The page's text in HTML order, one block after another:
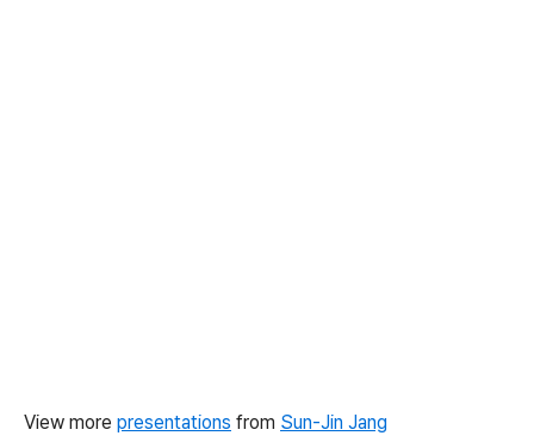
View more presentations from Sun-Jin Jang